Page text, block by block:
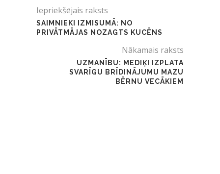
Iepriekšējais raksts
SAIMNIEKI IZMISUMĀ: NO
PRIVĀTMĀJAS NOZAGTS KUCĒNS
Nākamais raksts
UZMANĪBU: MEDIĶI IZPLATA
SVARĪGU BRĪDINĀJUMU MAZU
BĒRNU VECĀKIEM